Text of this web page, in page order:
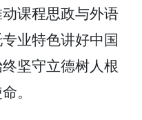
课程思政与外语
业特色讲好中国
坚守立德树人根
。